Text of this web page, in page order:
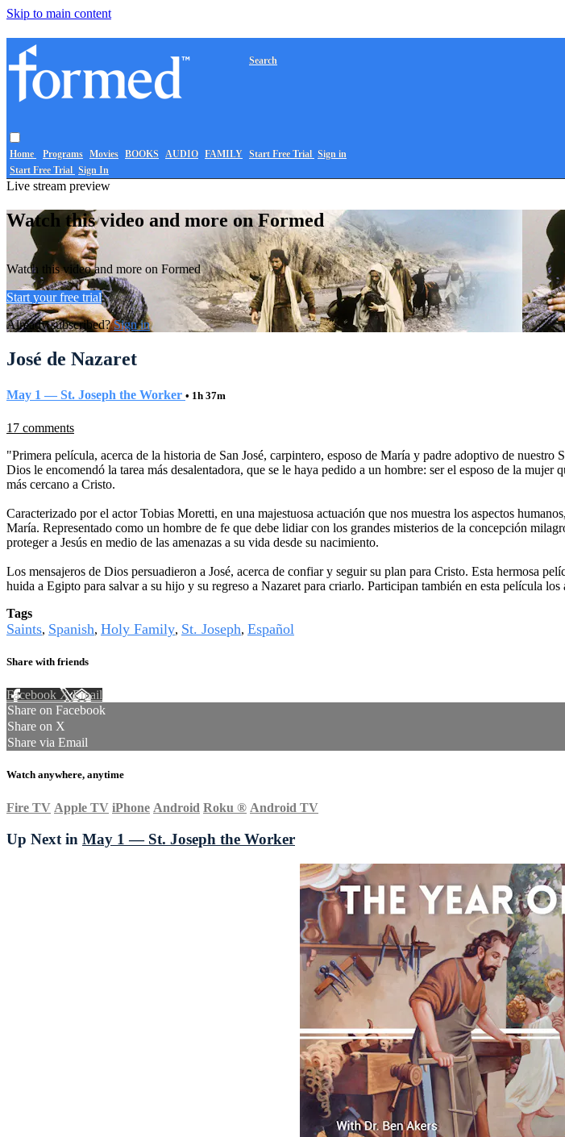
Skip to main content
Home Programs Movies BOOKS AUDIO FAMILY
Search
Start Free Trial Sign in
Start Free Trial Sign In
Live stream preview
Watch this video and more on Formed
Watch this video and more on Formed
Start your free trial
Already subscribed?Sign in
José de Nazaret
May 1 — St. Joseph the Worker • 1h 37m
17 comments
"Primera película, acerca de la historia de San José, carpintero, esposo de María y padre adoptivo de
Dios le encomendó la tarea más desalentadora, que se le haya pedido a un hombre: ser el esposo de la
más cercano a Cristo.
Caracterizado por el actor Tobias Moretti, en una majestuosa actuación que nos muestra los aspectos
María. Representado como un hombre de fe que debe lidiar con los grandes misterios de la concepción
proteger a Jesús en medio de las amenazas a su vida desde su nacimiento.
Los mensajeros de Dios persuadieron a José, acerca de confiar y seguir su plan para Cristo. Esta hermosa
huida a Egipto para salvar a su hijo y su regreso a Nazaret para criarlo. Participan también en esta película
Tags
Saints, Spanish, Holy Family, St. Joseph, Español
Share with friends
Facebook XEmail
Share on Facebook
Share on X
Share via Email
Watch anywhere, anytime
Fire TV Apple TV iPhone Android Roku ® Android TV
Up Next in May 1 — St. Joseph the Worker